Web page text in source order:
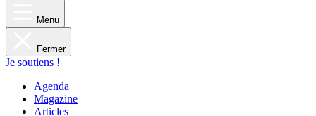
Menu
Fermer
Je soutiens !
Agenda
Magazine
Articles